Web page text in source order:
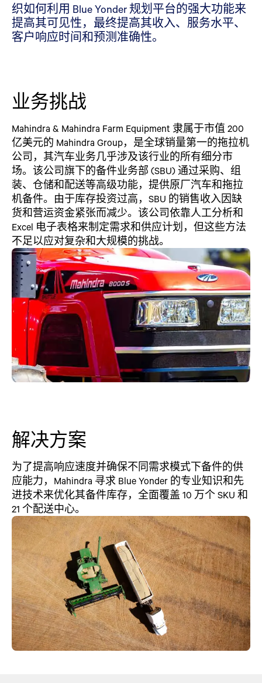
织如何利用 Blue Yonder 规划平台的强大功能来
提高其可见性，最终提高其收入、服务水平、
客户响应时间和预测准确性。
业务挑战
Mahindra & Mahindra Farm Equipment 隶属于市值 200
亿美元的 Mahindra Group，是全球销量第一的拖拉机
公司，其汽车业务几乎涉及该行业的所有细分市
场。该公司旗下的备件业务部 (SBU) 通过采购、组
装、仓储和配送等高级功能，提供原厂汽车和拖拉
机备件。由于库存投资过高，SBU 的销售收入因缺
货和营运资金紧张而减少。该公司依靠人工分析和
Excel 电子表格来制定需求和供应计划，但这些方法
不足以应对复杂和大规模的挑战。
解决方案
为了提高响应速度并确保不同需求模式下备件的供
应能力，Mahindra 寻求 Blue Yonder 的专业知识和先
进技术来优化其备件库存，全面覆盖 10 万个 SKU 和
21 个配送中心。